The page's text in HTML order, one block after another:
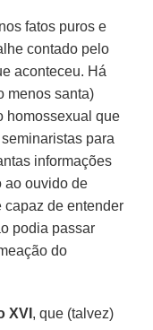
fatos puros e
contado pelo
aconteceu. Há
menos santa)
homossexual que
para
informações
ao ouvido de
capaz de entender
podia passar
do
XVI , que (talvez)